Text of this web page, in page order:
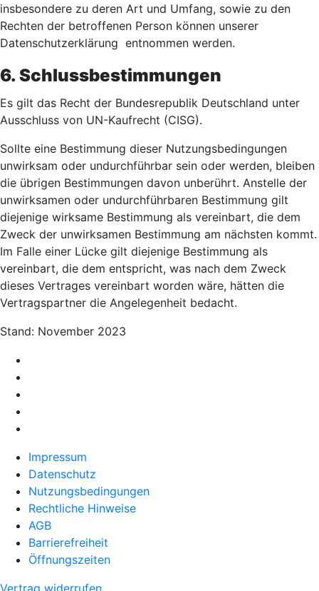
insbesondere zu deren Art und Umfang, sowie zu den
Rechten der betroffenen Person können unserer
Datenschutzerklärung entnommen werden.
6. Schlussbestimmungen
Es gilt das Recht der Bundesrepublik Deutschland unter
Ausschluss von UN-Kaufrecht (CISG).
Sollte eine Bestimmung dieser Nutzungsbedingungen
unwirksam oder undurchführbar sein oder werden, bleiben
die übrigen Bestimmungen davon unberührt. Anstelle der
unwirksamen oder undurchführbaren Bestimmung gilt
diejenige wirksame Bestimmung als vereinbart, die dem
Zweck der unwirksamen Bestimmung am nächsten kommt.
Im Falle einer Lücke gilt diejenige Bestimmung als
vereinbart, die dem entspricht, was nach dem Zweck
dieses Vertrages vereinbart worden wäre, hätten die
Vertragspartner die Angelegenheit bedacht.
Stand: November 2023
Impressum
Datenschutz
Nutzungsbedingungen
Rechtliche Hinweise
AGB
Barrierefreiheit
Öffnungszeiten
Vertrag widerrufen